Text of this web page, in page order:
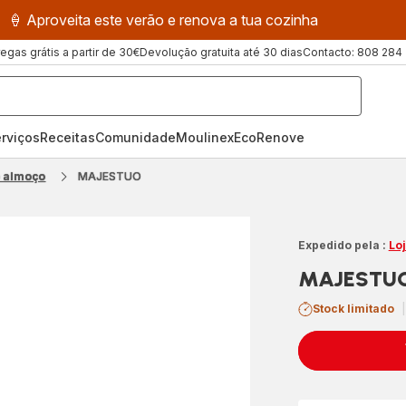
🍦 Aproveita este verão e renova a tua cozinha
grátis a partir de 30€Devolução gratuita até 30 diasContacto: 808 284
ReceitasComunidadeMoulinexEcoRenove
almoço MAJESTUO
Expedido pela :
Stock limitado